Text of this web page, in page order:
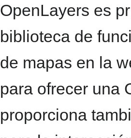
OpenLayers es
biblioteca de
de mapas en la
para ofrecer una
proporciona